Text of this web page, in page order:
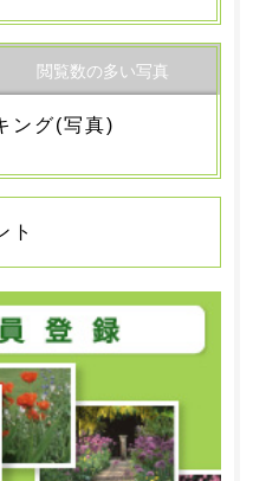
閲覧数の多い写真
ング(写真)
ト